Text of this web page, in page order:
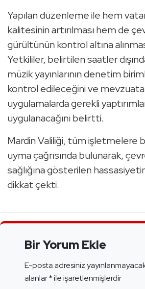
Yapılan düzenleme ile hem
kalitesinin artırılması hem de
gürültünün kontrol altına
Yetkililer, belirtilen saatler
müzik yayınlarının denetim
kontrol edileceğini ve mevzuata
uygulamalarda gerekli
uygulanacağını belirtti.
Mardin Valiliği, tüm işletmelere
uyma çağrısında bulunarak,
sağlığına gösterilen
dikkat çekti.
Bir Yorum Ekle
E-posta adresiniz
alanlar*ile işaretlenmişlerdir